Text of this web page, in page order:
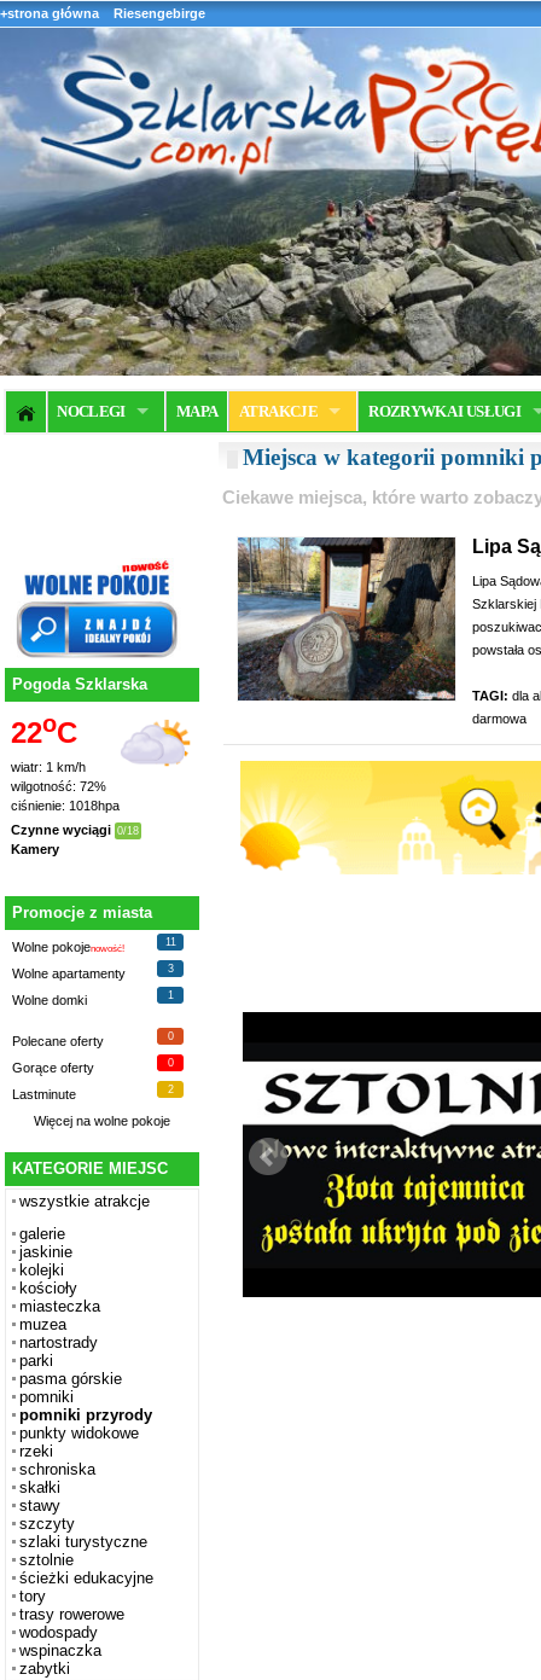
+strona główna Riesengebirge
NOCLEGI MAPA ATRAKCJE ROZRYWKA I USŁUGI
Pogoda Szklarska
22oC
wiatr: 1 km/h
wilgotność: 72%
ciśnienie: 1018hpa
Czynne wyciągi 0/18
Kamery
Promocje z miasta
Wolne pokojenowość!
11
Wolne apartamenty 3
Wolne domki 1
Polecane oferty 0
Gorące oferty 0
Lastminute 2
Więcej na wolne pokoje
KATEGORIE MIEJSC
wszystkie atrakcje
galerie
jaskinie
kolejki
kościoły
miasteczka
muzea
nartostrady
parki
pasma górskie
pomniki
pomniki przyrody
punkty widokowe
rzeki
schroniska
skałki
stawy
szczyty
szlaki turystyczne
sztolnie
ścieżki edukacyjne
tory
trasy rowerowe
wodospady
wspinaczka
zabytki
Miejsca w kategorii pomniki
Ciekawe miejsca, które warto
Lipa
Lipa
Szklarskiej
powstała
TAGI: dla
darmowa